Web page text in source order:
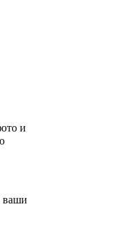
и
ваши